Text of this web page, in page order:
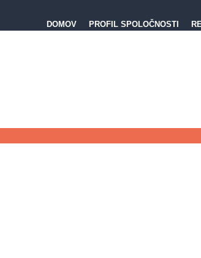
DOMOV PROFIL SPOLOČNOSTI